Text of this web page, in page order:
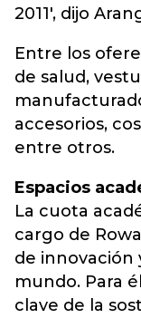
2011', dijo
Entre los
de salud,
accesorios,
entre otros.
Espacios
La cuota
cargo de
de innovación
mundo. Para
clave de la